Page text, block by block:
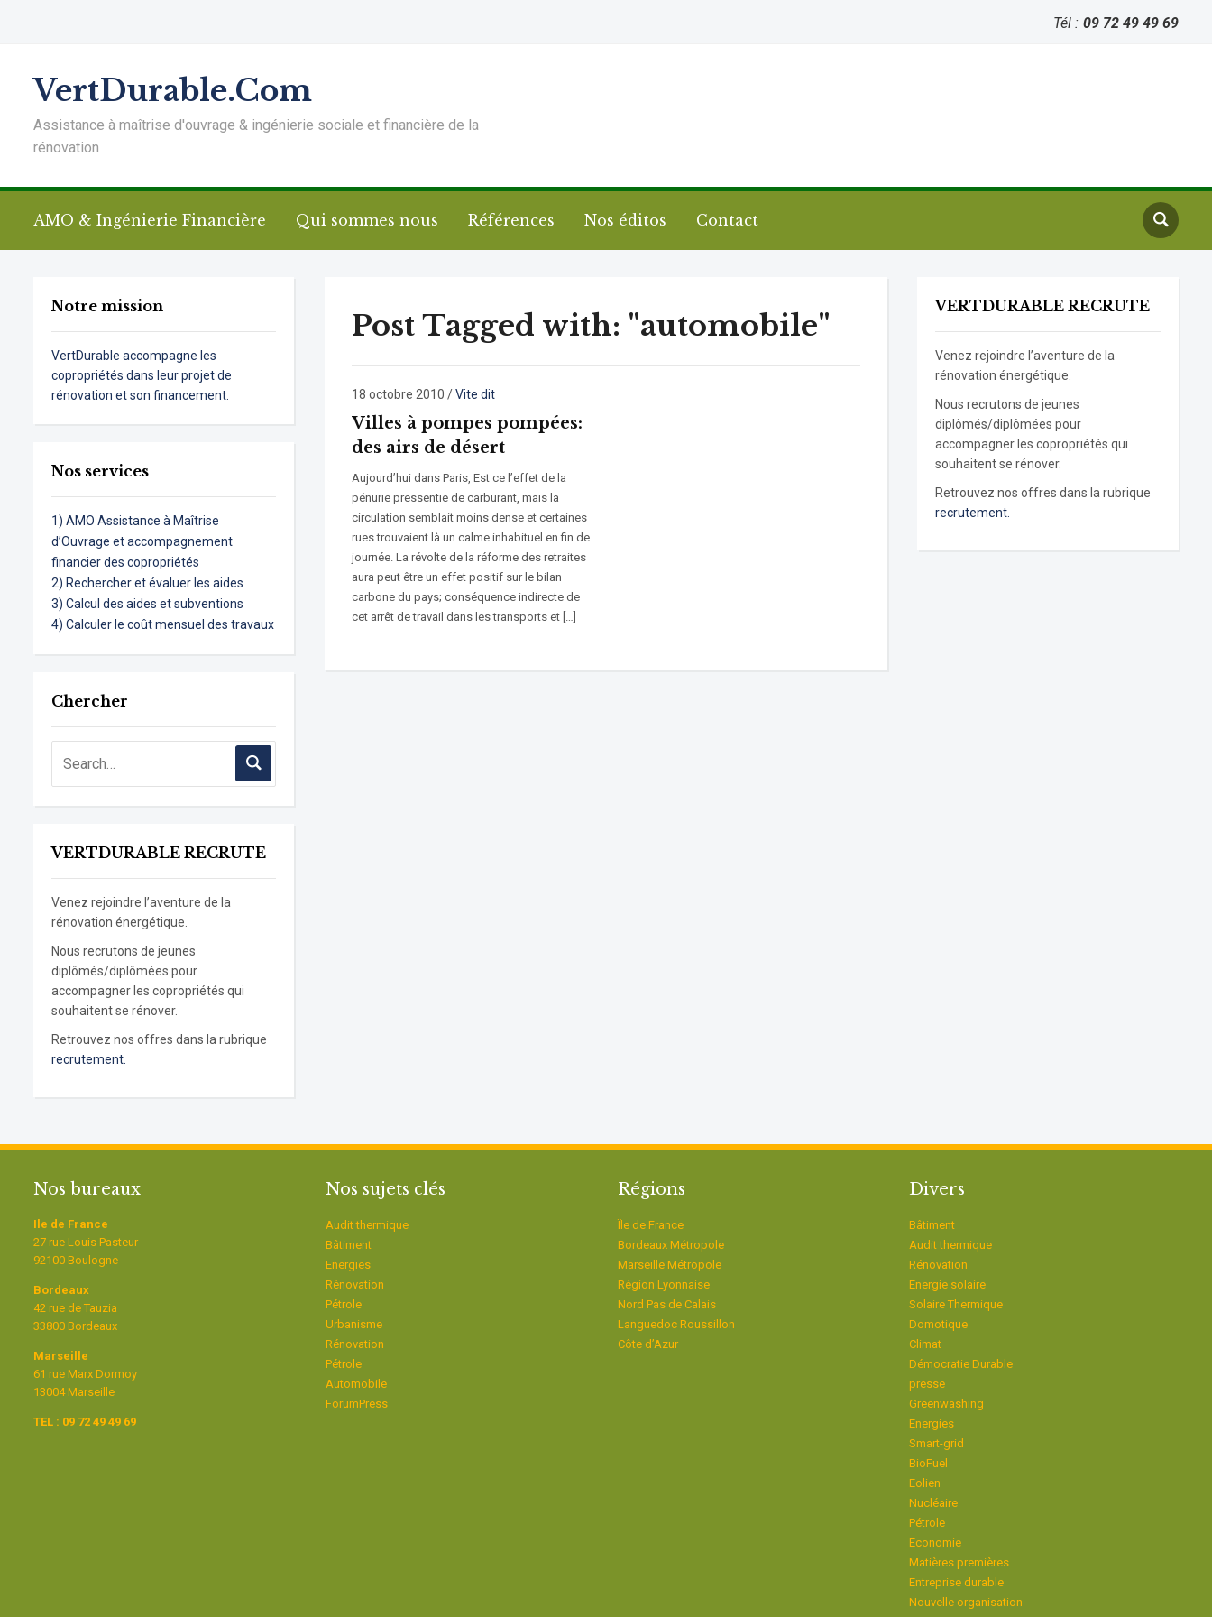
Tél : 09 72 49 49 69
VertDurable.Com
Assistance à maîtrise d'ouvrage & ingénierie sociale et financière de la
rénovation
AMO & Ingénierie Financière Qui sommes nous Références Nos éditos Contact
Notre mission
VertDurable accompagne les
copropriétés dans leur projet de
rénovation et son financement.
Nos services
1) AMO Assistance à Maîtrise
d’Ouvrage et accompagnement
financier des copropriétés
2) Rechercher et évaluer les aides
3) Calcul des aides et subventions
4) Calculer le coût mensuel des travaux
Chercher
VERTDURABLE RECRUTE
Venez rejoindre l’aventure de la
rénovation énergétique.
Nous recrutons de jeunes
diplômés/diplômées pour
accompagner les copropriétés qui
souhaitent se rénover.
Retrouvez nos offres dans la rubrique
recrutement.
Post Tagged with: "automobile"
18 octobre 2010 /Vite dit
Villes à pompes pompées:
des airs de désert
Aujourd’hui dans Paris, Est ce l’effet de la
pénurie pressentie de carburant, mais la
circulation semblait moins dense et certaines
rues trouvaient là un calme inhabituel en fin de
journée. La révolte de la réforme des retraites
aura peut être un effet positif sur le bilan
carbone du pays; conséquence indirecte de
cet arrêt de travail dans les transports et […]
VERTDURABLE RECRUTE
Venez rejoindre l’aventure de la
rénovation énergétique.
Nous recrutons de jeunes
diplômés/diplômées pour
accompagner les copropriétés qui
souhaitent se rénover.
Retrouvez nos offres dans la rubrique
recrutement.
Nos bureaux
Ile de France
27 rue Louis Pasteur
92100 Boulogne
Bordeaux
42 rue de Tauzia
33800 Bordeaux
Marseille
61 rue Marx Dormoy
13004 Marseille
TEL : 09 72 49 49 69
Nos sujets clés
Audit thermique
Bâtiment
Energies
Rénovation
Pétrole
Urbanisme
Rénovation
Pétrole
Automobile
ForumPress
Régions
Ïle de France
Bordeaux Métropole
Marseille Métropole
Région Lyonnaise
Nord Pas de Calais
Languedoc Roussillon
Côte d’Azur
Divers
Bâtiment
Audit thermique
Rénovation
Energie solaire
Solaire Thermique
Domotique
Climat
Démocratie Durable
presse
Greenwashing
Energies
Smart-grid
BioFuel
Eolien
Nucléaire
Pétrole
Economie
Matières premières
Entreprise durable
Nouvelle organisation